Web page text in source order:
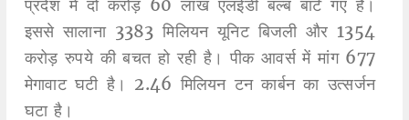
प्रदेश में दो करोड़ 60 लाख एलईडी बल्ब बांटे गए हैं।
इससे सालाना 3383 मिलियन यूनिट बिजली और 1354
करोड़ रुपये की बचत हो रही है। पीक आवर्स में मांग 677
मेगावाट घटी है। 2.46 मिलियन टन कार्बन का उत्सर्जन
घटा है।